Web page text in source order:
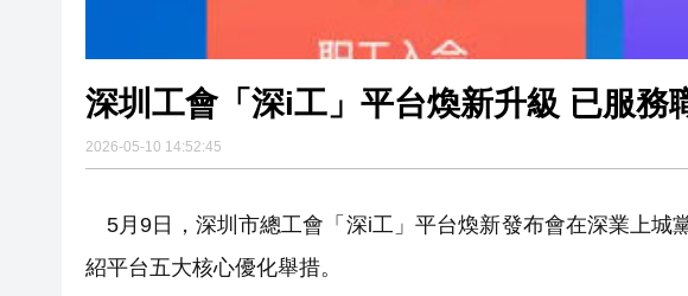
深圳工會「深i工」平台煥新升級 已服務
2026-05-10 14:52:45
5月9日，深圳市總工會「深i工」平台煥新發布會在深業上城
紹平台五大核心優化舉措。